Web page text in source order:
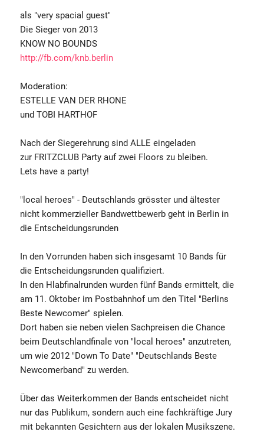
als "very spacial guest"
Die Sieger von 2013
KNOW NO BOUNDS
http://fb.com/knb.berlin
Moderation:
ESTELLE VAN DER RHONE
und TOBI HARTHOF
Nach der Siegerehrung sind ALLE eingeladen
zur FRITZCLUB Party auf zwei Floors zu bleiben.
Lets have a party!
"local heroes" - Deutschlands grösster und ältester
nicht kommerzieller Bandwettbewerb geht in Berlin in
die Entscheidungsrunden
In den Vorrunden haben sich insgesamt 10 Bands für
die Entscheidungsrunden qualifiziert.
In den Hlabfinalrunden wurden fünf Bands ermittelt, die
am 11. Oktober im Postbahnhof um den Titel "Berlins
Beste Newcomer" spielen.
Dort haben sie neben vielen Sachpreisen die Chance
beim Deutschlandfinale von "local heroes" anzutreten,
um wie 2012 "Down To Date" "Deutschlands Beste
Newcomerband" zu werden.
Über das Weiterkommen der Bands entscheidet nicht
nur das Publikum, sondern auch eine fachkräftige Jury
mit bekannten Gesichtern aus der lokalen Musikszene.